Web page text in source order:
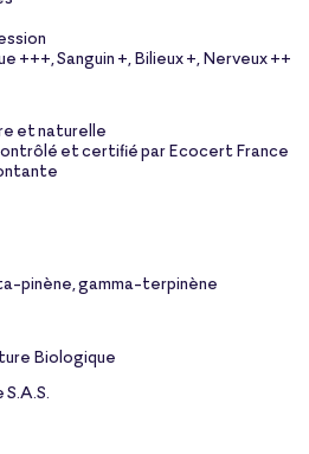
+++, Sanguin +, Bilieux +, Nerveux ++
et naturelle
et certifié par Ecocert France
pinène, gamma-terpinène
Biologique